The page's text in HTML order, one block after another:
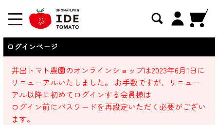
ログインページ
井出トマト農園のオンラインショップは2023年6月1日に
リニューアルいたしました。 お手数ですが、リニュー
アル以降に初めてログインする会員様は
ログイン前にパスワードを再設定いただく必要がござい
ます。